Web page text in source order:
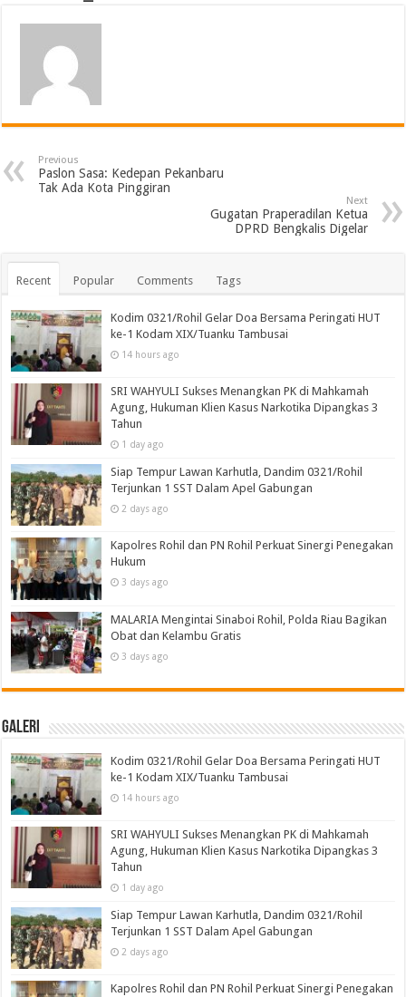
Previous
Paslon Sasa: Kedepan Pekanbaru
Tak Ada Kota Pinggiran
Next
Gugatan Praperadilan Ketua
DPRD Bengkalis Digelar
Recent Popular Comments Tags
Kodim 0321/Rohil Gelar Doa Bersama Peringati HUT
ke-1 Kodam XIX/Tuanku Tambusai
14 hours ago
SRI WAHYULI Sukses Menangkan PK di Mahkamah
Agung, Hukuman Klien Kasus Narkotika Dipangkas 3
Tahun
1 day ago
Siap Tempur Lawan Karhutla, Dandim 0321/Rohil
Terjunkan 1 SST Dalam Apel Gabungan
2 days ago
Kapolres Rohil dan PN Rohil Perkuat Sinergi Penegakan
Hukum
3 days ago
MALARIA Mengintai Sinaboi Rohil, Polda Riau Bagikan
Obat dan Kelambu Gratis
3 days ago
Galeri
Kodim 0321/Rohil Gelar Doa Bersama Peringati HUT
ke-1 Kodam XIX/Tuanku Tambusai
14 hours ago
SRI WAHYULI Sukses Menangkan PK di Mahkamah
Agung, Hukuman Klien Kasus Narkotika Dipangkas 3
Tahun
1 day ago
Siap Tempur Lawan Karhutla, Dandim 0321/Rohil
Terjunkan 1 SST Dalam Apel Gabungan
2 days ago
Kapolres Rohil dan PN Rohil Perkuat Sinergi Penegakan